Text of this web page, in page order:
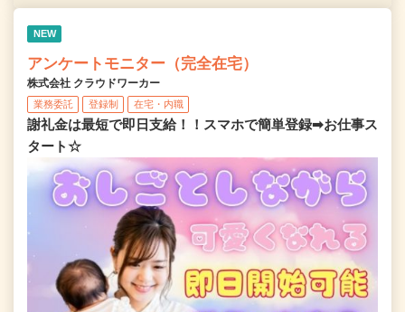
NEW
アンケートモニター（完全在宅）
株式会社 クラウドワーカー
業務委託 登録制 在宅・内職
謝礼金は最短で即日支給！！スマホで簡単登録➡お仕事ス
タート☆